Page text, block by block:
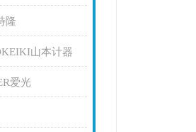
隆
山本计器
爱光